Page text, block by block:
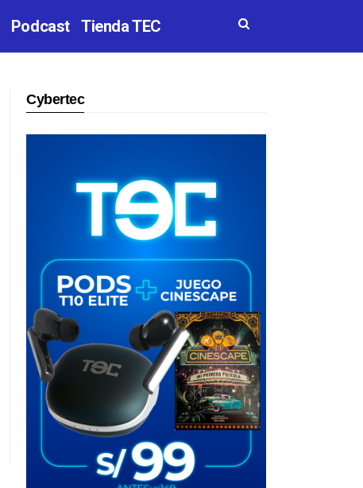
Podcast Tienda TEC
Cybertec